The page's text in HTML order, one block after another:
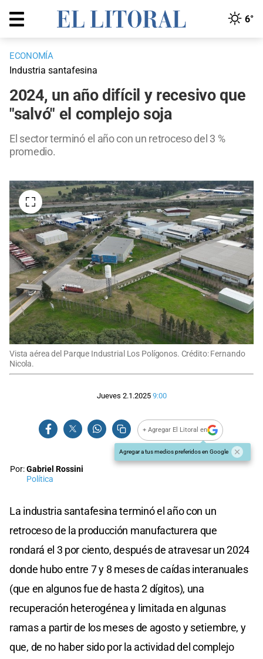
6°
ECONOMÍA
Industria santafesina
2024, un año difícil y recesivo que
"salvó" el complejo soja
El sector terminó el año con un retroceso del 3 %
promedio.
Vista aérea del Parque Industrial Los Polígonos. Crédito: Fernando
Nicola.
Jueves 2.1.2025 9:00
+ Agregar El Litoral en
Agregar a tus medios preferidos en Google
Por:Gabriel Rossini
Política
La industria santafesina terminó el año con un
retroceso de la producción manufacturera que
rondará el 3 por ciento, después de atravesar un 2024
donde hubo entre 7 y 8 meses de caídas interanuales
(que en algunos fue de hasta 2 dígitos), una
recuperación heterogénea y limitada en algunas
ramas a partir de los meses de agosto y setiembre, y
que, de no haber sido por la actividad del complejo